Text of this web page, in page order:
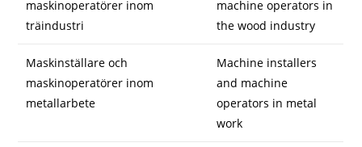
maskinoperatörer inom
träindustri
machine operators in
the wood industry
Maskinställare och
maskinoperatörer inom
metallarbete
Machine installers
and machine
operators in metal
work